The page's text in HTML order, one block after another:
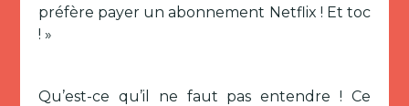
préfère payer un abonnement Netflix ! Et toc
! »
Qu’est-ce qu’il ne faut pas entendre ! Ce